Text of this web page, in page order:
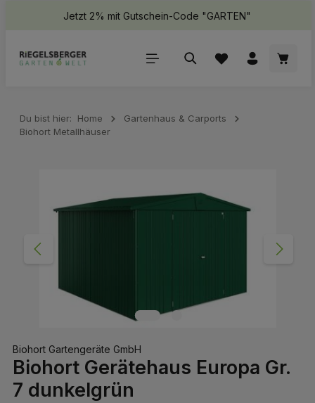
springenJetzt 2% mit Gutschein-Code "GARTEN"
Du bist hier: Home
Gartenhaus & Carports
Biohort Metallhäuser
Biohort Gartengeräte GmbH
Biohort Gerätehaus Europa Gr.
7 dunkelgrün